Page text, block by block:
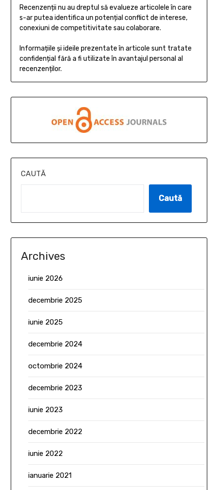
Recenzenții nu au dreptul să evalueze articolele în care
s-ar putea identifica un potențial conflict de interese,
conexiuni de competitivitate sau colaborare.
Informațiile și ideile prezentate în articole sunt tratate
confidențial fără a fi utilizate în avantajul personal al
recenzenților.
CAUTĂ
Caută
Archives
iunie 2026
decembrie 2025
iunie 2025
decembrie 2024
octombrie 2024
decembrie 2023
iunie 2023
decembrie 2022
iunie 2022
ianuarie 2021